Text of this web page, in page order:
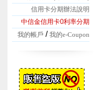
信用卡分期辦法說明
中信金信用卡0利率分期
我的帳戶 / 我的e-Coupon